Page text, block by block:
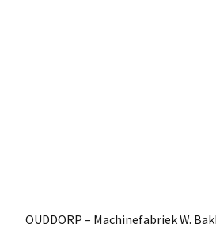
OUDDORP – Machinefabriek W.